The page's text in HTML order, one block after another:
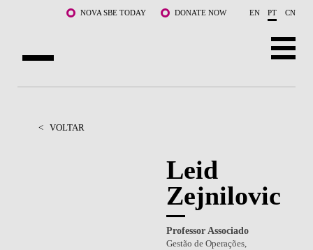
Saltar para o conteúdo principalNOVA SBE TODAY DONATE NOW EN PT CN
CURSOS
< VOLTAR
Leid
Zejnilovic
Professor Associado
Gestão de Operações,